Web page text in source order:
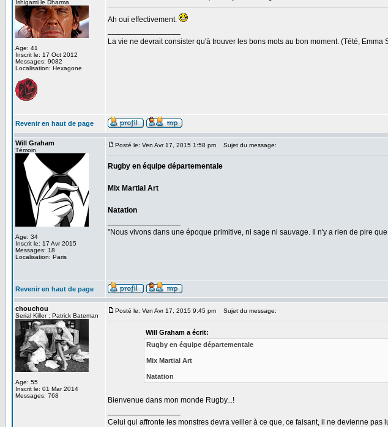
Ishigami le Dharma
Age: 41
Inscrit le: 17 Oct 2012
Messages: 9082
Localisation: Hexagone
Ah oui effectivement.
La vie ne devrait consister qu'à trouver les bons mots au bon moment. (Tété, Emma
Revenir en haut de page
Will Graham
Témoin
Age: 34
Inscrit le: 17 Avr 2015
Messages: 18
Localisation: Paris
Posté le: Ven Avr 17, 2015 1:58 pm Sujet du message:
Rugby en équipe départementale
Mix Martial Art
Natation
"Nous vivons dans une époque primitive, ni sage ni sauvage. Il n'y a rien de pire
Revenir en haut de page
chouchou
Serial Killer : Patrick Bateman
Age: 55
Inscrit le: 01 Mar 2014
Messages: 768
Posté le: Ven Avr 17, 2015 9:45 pm Sujet du message:
Will Graham a écrit:
Rugby en équipe départementale
Mix Martial Art
Natation
Bienvenue dans mon monde Rugby...!
Celui qui affronte les monstres devra veiller à ce que, ce faisant, il ne devienne pas